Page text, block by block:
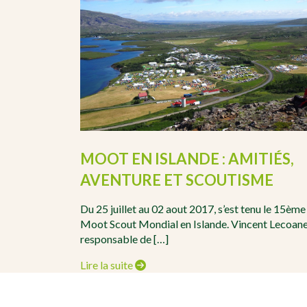
MOOT EN ISLANDE : AMITIÉS,
AVENTURE ET SCOUTISME
Du 25 juillet au 02 aout 2017, s’est tenu le 15ème
Moot Scout Mondial en Islande. Vincent
responsable de […]
Lire la suite